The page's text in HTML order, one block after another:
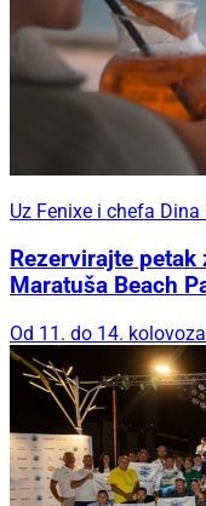
Uz Fenixe i chefa Dina
Rezervirajte
Maratuša Beach
Od 11. do 14. kolovoza